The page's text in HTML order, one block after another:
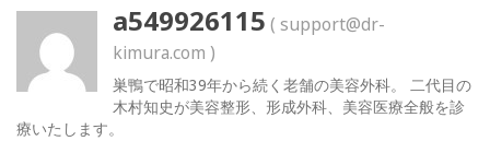
a549926115 ( support@dr-
kimura.com )
巣鴨で昭和39年から続く老舗の美容外科。 二代目の
木村知史が美容整形、形成外科、美容医療全般を診
療いたします。